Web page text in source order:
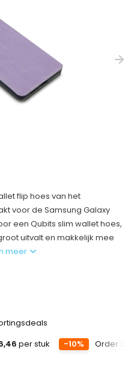
flip hoes van het
voor de Samsung Galaxy
een Qubits slim wallet hoes,
uitvalt en makkelijk mee
meer
per stuk -10% Order 3